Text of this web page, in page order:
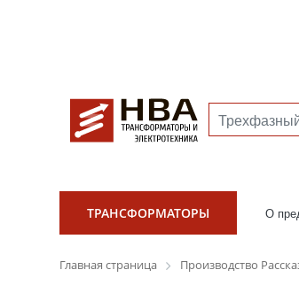
ТРАНСФОРМАТОРЫ О
Главная страница Производство